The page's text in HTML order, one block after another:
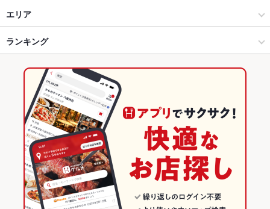
カフェ・スイーツ
カフェ
名護・恩納村・本部町 × カフェ・スイーツ
名護・恩納村・本部町 × カフェ
エリア
恩納村
恩納村 × カフェ・スイーツ
恩納村 × カフェ
沖縄 × カフェ・スイーツ
沖縄 × カフェ
ランキング
沖縄のグルメランキング
沖縄のカフェ・スイーツランキング
名護・恩納村・本部町のグルメランキング
恩納村のグルメランキング